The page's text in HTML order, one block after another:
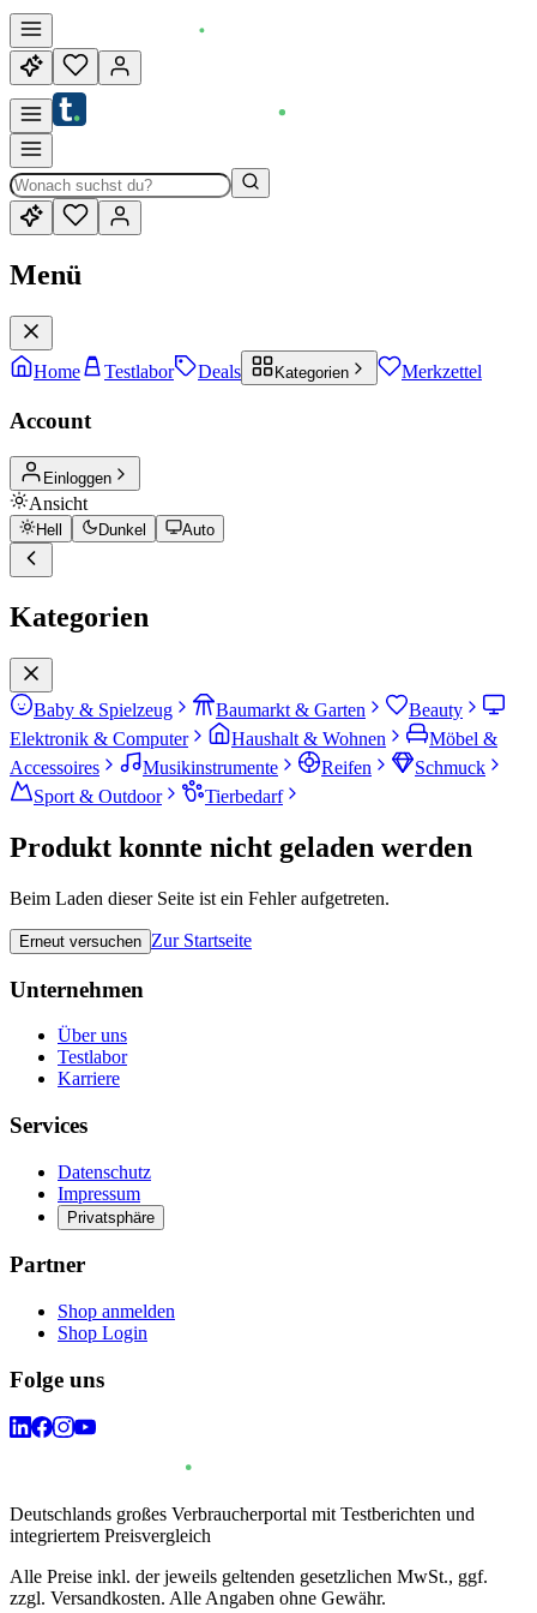
Menü
Home Testlabor Deals Kategorien Merkzettel
Account
Einloggen
Ansicht
Hell Dunkel Auto
Kategorien
Baby & Spielzeug Baumarkt & Garten
Beauty
Elektronik & Computer
Haushalt & Wohnen
Möbel &
Accessoires
Musikinstrumente Reifen
Schmuck
Sport & Outdoor
Tierbedarf
Produkt konnte nicht geladen werden
Beim Laden dieser Seite ist ein Fehler aufgetreten.
Erneut versuchen Zur Startseite
Unternehmen
Über uns
Testlabor
Karriere
Services
Datenschutz
Impressum
Privatsphäre
Partner
Shop anmelden
Shop Login
Folge uns
Deutschlands großes Verbraucherportal mit Testberichten und
integriertem Preisvergleich
Alle Preise inkl. der jeweils geltenden gesetzlichen MwSt., ggf.
zzgl. Versandkosten. Alle Angaben ohne Gewähr.